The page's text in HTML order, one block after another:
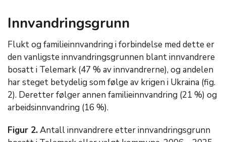
Innvandringsgrunn
Flukt og familieinnvandring i forbindelse med dette er
den vanligste innvandringsgrunnen blant innvandrere
bosatt i Telemark (47 % av innvandrerne), og andelen
har steget betydelig som følge av krigen i Ukraina (fig.
2). Deretter følger annen familieinnvandring (21 %) og
arbeidsinnvandring (16 %).
Figur 2.Antall innvandrere etter innvandringsgrunn